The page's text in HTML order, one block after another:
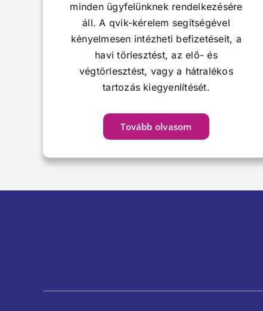
minden ügyfelünknek rendelkezésére
áll. A qvik-kérelem segítségével
kényelmesen intézheti befizetéseit, a
havi törlesztést, az elő- és
végtörlesztést, vagy a hátralékos
tartozás kiegyenlítését.
Tovább olvasom